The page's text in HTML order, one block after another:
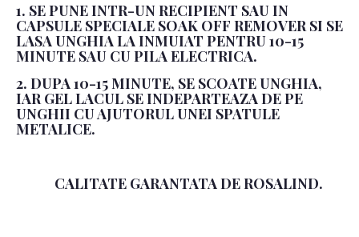
1. SE PUNE INTR-UN RECIPIENT SAU IN
CAPSULE SPECIALE SOAK OFF REMOVER SI SE
LASA UNGHIA LA INMUIAT PENTRU 10-15
MINUTE SAU CU PILA ELECTRICA.
2. DUPA 10-15 MINUTE, SE SCOATE UNGHIA,
IAR GEL LACUL SE INDEPARTEAZA DE PE
UNGHII CU AJUTORUL UNEI SPATULE
METALICE.
CALITATE GARANTATA DE ROSALIND.